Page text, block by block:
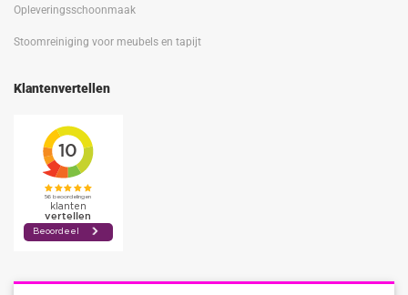
Opleveringsschoonmaak
Stoomreiniging voor meubels en tapijt
Klantenvertellen